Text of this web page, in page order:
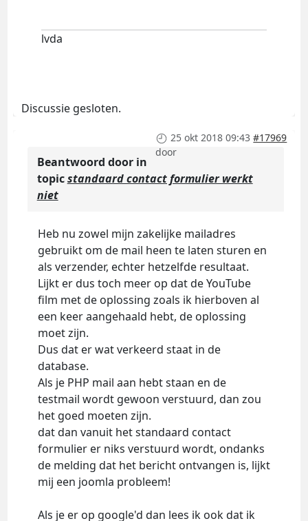
lvda
Discussie gesloten.
25 okt 2018 09:43 #17969
door
Beantwoord door in
topicstandaard contact formulier werkt
niet
Heb nu zowel mijn zakelijke mailadres
gebruikt om de mail heen te laten sturen en
als verzender, echter hetzelfde resultaat.
Lijkt er dus toch meer op dat de YouTube
film met de oplossing zoals ik hierboven al
een keer aangehaald hebt, de oplossing
moet zijn.
Dus dat er wat verkeerd staat in de
database.
Als je PHP mail aan hebt staan en de
testmail wordt gewoon verstuurd, dan zou
het goed moeten zijn.
dat dan vanuit het standaard contact
formulier er niks verstuurd wordt, ondanks
de melding dat het bericht ontvangen is, lijkt
mij een joomla probleem!
Als je er op google'd dan lees ik ook dat ik